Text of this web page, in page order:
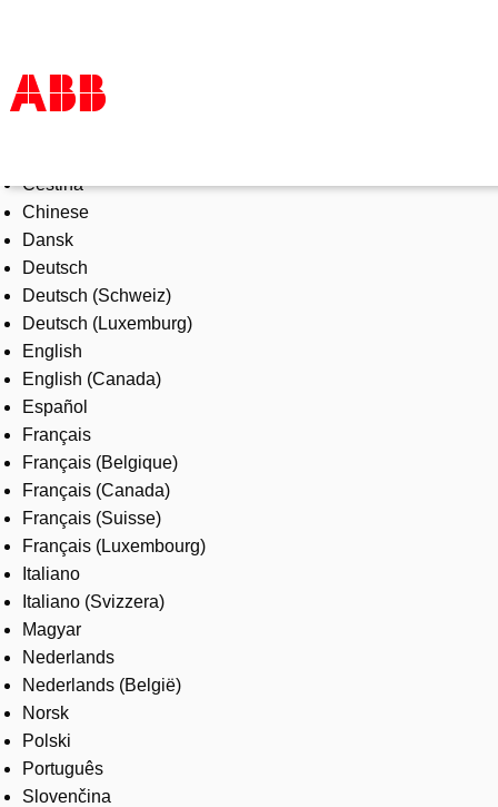
Products & Solutions
Industries
Services
About us
Where to buy
Contact us
Careers
Čeština
Chinese
Dansk
Deutsch
Deutsch (Schweiz)
Deutsch (Luxemburg)
English
English (Canada)
Español
Français
Français (Belgique)
Français (Canada)
Français (Suisse)
Français (Luxembourg)
Italiano
Italiano (Svizzera)
Magyar
Nederlands
Nederlands (België)
Norsk
Polski
Português
Slovenčina